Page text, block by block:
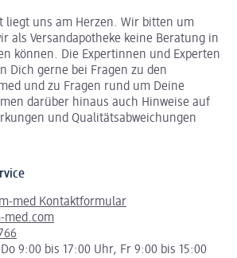
liegt uns am Herzen. Wir bitten um
als Versandapotheke keine Beratung in
können. Die Expertinnen und Experten
Dich gerne bei Fragen zu den
und zu Fragen rund um Deine
darüber hinaus auch Hinweise auf
und Qualitätsabweichungen
med Kontaktformular
med.com
Do 9:00 bis 17:00 Uhr, Fr 9:00 bis 15:00